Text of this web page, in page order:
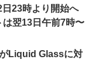
23時より開始へ
は翌13日午前7時〜
Liquid Glassに対